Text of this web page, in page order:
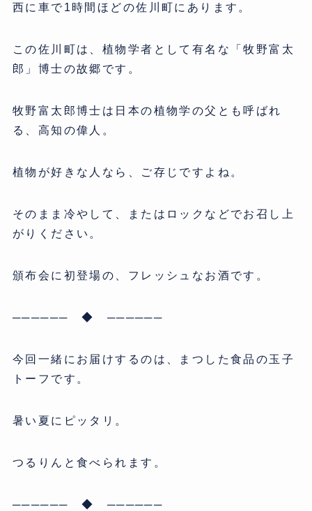
西に車で1時間ほどの佐川町にあります。
この佐川町は、植物学者として有名な「牧野富太
郎」博士の故郷です。
牧野富太郎博士は日本の植物学の父とも呼ばれ
る、高知の偉人。
植物が好きな人なら、ご存じですよね。
そのまま冷やして、またはロックなどでお召し上
がりください。
頒布会に初登場の、フレッシュなお酒です。
────── ◆ ──────
今回一緒にお届けするのは、まつした食品の玉子
トーフです。
暑い夏にピッタリ。
つるりんと食べられます。
────── ◆ ──────